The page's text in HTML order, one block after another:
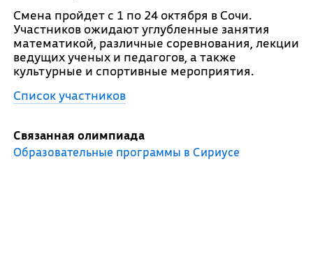
Смена пройдет с 1 по 24 октября в Сочи.
Участников ожидают углубленные занятия
математикой, различные соревнования, лекции
ведущих ученых и педагогов, а также
культурные и спортивные мероприятия.
Список участников
Связанная олимпиада
Образовательные программы в Сириусе